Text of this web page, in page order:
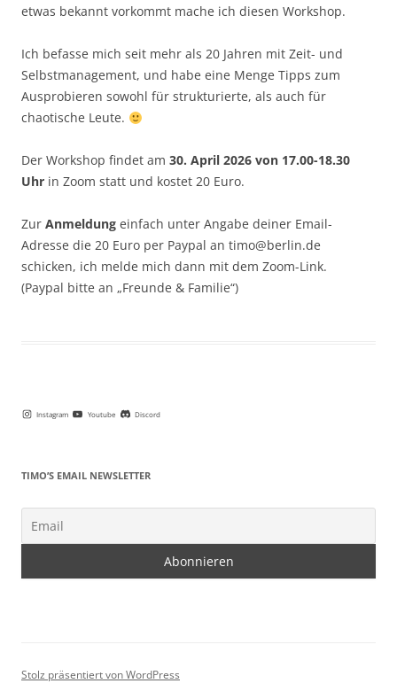
etwas bekannt vorkommt mache ich diesen Workshop.
Ich befasse mich seit mehr als 20 Jahren mit Zeit- und
Selbstmanagement, und habe eine Menge Tipps zum
Ausprobieren sowohl für strukturierte, als auch für
chaotische Leute.
Der Workshop findet am 30. April 2026 von 17.00-18.30
Uhr in Zoom statt und kostet 20 Euro.
Zur Anmeldung einfach unter Angabe deiner Email-
Adresse die 20 Euro per Paypal an timo@berlin.de
schicken, ich melde mich dann mit dem Zoom-Link.
(Paypal bitte an „Freunde & Familie“)
Instagram Youtube Discord
TIMO’S EMAIL NEWSLETTER
Stolz präsentiert von WordPress